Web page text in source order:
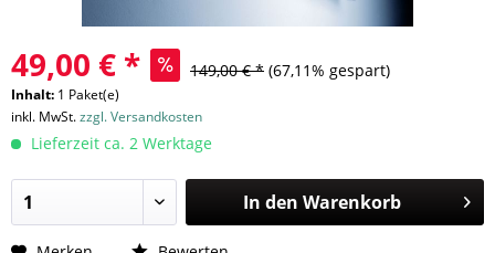
49,00 € * 149,00 € * (67,11% gespart)
Inhalt: 1 Paket(e)
inkl. MwSt.zzgl. Versandkosten
Lieferzeit ca. 2 Werktage
In den Warenkorb